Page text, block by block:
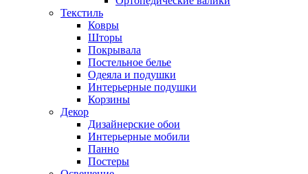
Текстиль
Ковры
Шторы
Покрывала
Постельное белье
Одеяла и подушки
Интерьерные подушки
Корзины
Декор
Дизайнерские обои
Интерьерные мобили
Панно
Постеры